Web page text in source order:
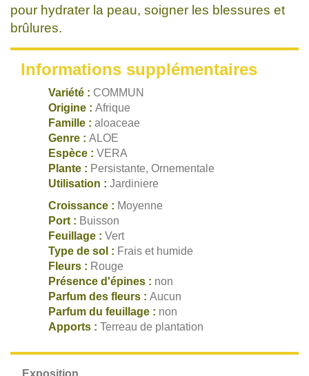
pour hydrater la peau, soigner les blessures et
brûlures.
Informations supplémentaires
Variété : COMMUN
Origine : Afrique
Famille : aloaceae
Genre : ALOE
Espèce : VERA
Plante : Persistante, Ornementale
Utilisation : Jardiniere
Croissance : Moyenne
Port : Buisson
Feuillage : Vert
Type de sol : Frais et humide
Fleurs : Rouge
Présence d'épines : non
Parfum des fleurs : Aucun
Parfum du feuillage : non
Apports : Terreau de plantation